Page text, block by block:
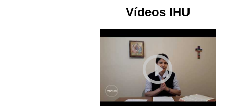
Vídeos IHU
play_circle_outline